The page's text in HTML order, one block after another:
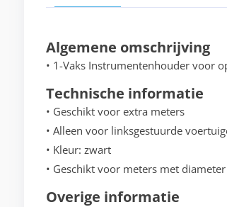
Algemene omschrijving
• 1-Vaks Instrumentenhouder voor
Technische informatie
• Geschikt voor extra meters
• Alleen voor linksgestuurde
• Kleur: zwart
• Geschikt voor meters met
Overige informatie